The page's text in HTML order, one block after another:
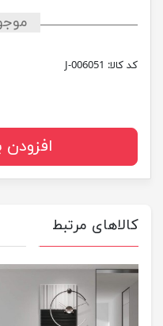
کد کالا: J-006051
کالاهای مرتبط